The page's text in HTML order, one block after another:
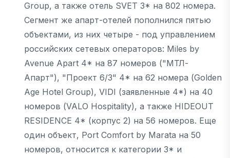
Group, а также отель SVET 3* на 802 номера.
Сегмент же апарт-отелей пополнился пятью
объектами, из них четыре - под управлением
российских сетевых операторов: Miles by
Avenue Apart 4* на 87 номеров ("МТЛ-
Апарт"), "Проект 6/3" 4* на 62 номера (Golden
Age Hotel Group), VIDI (заявленные 4*) на 40
номеров (VALO Hospitality), а также HIDEOUT
RESIDENCE 4* (корпус 2) на 56 номеров. Еще
один объект, Port Comfort by Marata на 50
номеров, относится к категории 3* и